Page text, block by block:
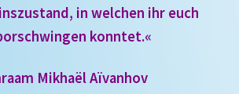
in welchen ihr euch
konntet.«
Mikhaël Aïvanhov